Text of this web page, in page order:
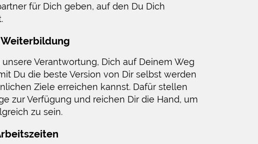
für Dich geben, auf den Du Dich
Verantwortung, Dich auf Deinem Weg
Du die beste Version von Dir selbst werden
Ziele erreichen kannst. Dafür stellen
zur Verfügung und reichen Dir die Hand, um
zu sein.